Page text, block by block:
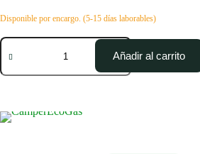
Disponible por encargo. (5-15 días laborables)
Dometic
CE99
con
cantidad
Añadir al carrito